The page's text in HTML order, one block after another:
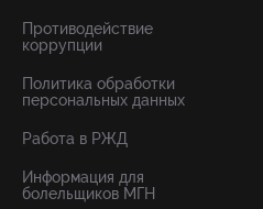
Противодействие
коррупции
Политика обработки
персональных данных
Работа в РЖД
Информация для
болельщиков МГН